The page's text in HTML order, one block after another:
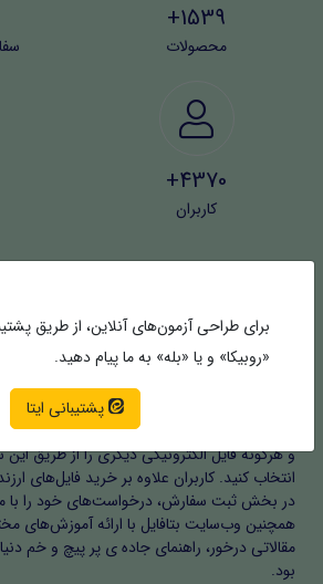
1539+
محصولات
4370+
کاربران
بتافایل | مرکز خرید و سفارش فایل های با
با اخذ
امکان می‌دهد که فایل های الکترونیکی اعم از
مقالات، فرم‌ها و مستندات، نرم افزار، افزونه،
و هرگونه فایل الکترونیکی دیگری را از طریق این
انتخاب کنید. کاربران علاوه بر خرید فایل‌های
در بخش ثبت سفارش، درخواست‌های خود را با ما
همچنین وب‌سایت بتافایل با ارائه آموزش‌های
مقالاتی درخور، راهنمای جاده ی پر پیچ و خم
بود.
برای طراحی آزمون‌های آنلاین، از طریق
«روبیکا» و یا «بله» به ما پیام دهید.
پشتیبانی ایتا